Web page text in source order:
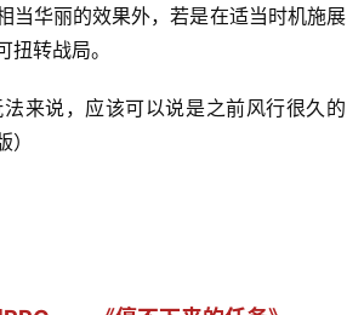
当华丽的效果外，若是在适当时机施展
转战局。
法来说，应该可以说是之前风行很久的